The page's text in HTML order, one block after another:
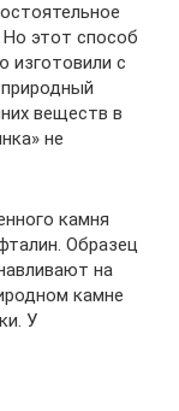
Но этот способ
изготовили с
веществ в
не
камня
Образец
на
камне
У